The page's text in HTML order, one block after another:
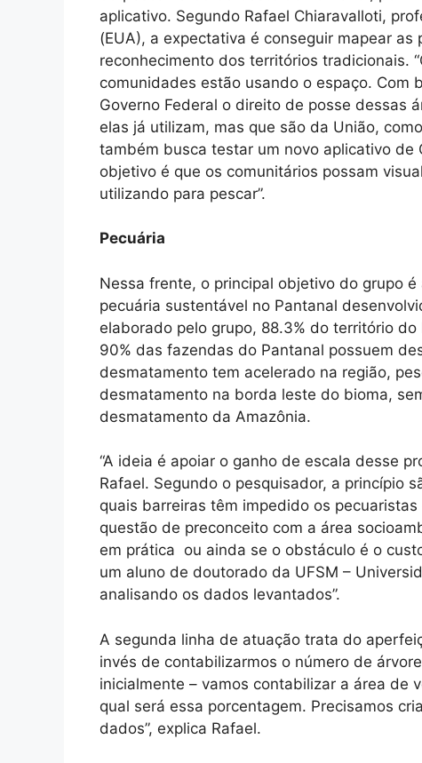
aplicativo. Segundo Rafael Chiaravalloti,
(EUA), a expectativa é conseguir mapear
reconhecimento dos territórios tradicionais.
comunidades estão usando o espaço. Com
Governo Federal o direito de posse dessas
elas já utilizam, mas que são da União,
também busca testar um novo aplicativo de
objetivo é que os comunitários possam
utilizando para pescar”.
Pecuária
Nessa frente, o principal objetivo do grupo
pecuária sustentável no Pantanal
elaborado pelo grupo, 88.3% do território
90% das fazendas do Pantanal possuem
desmatamento tem acelerado na região,
desmatamento na borda leste do bioma,
desmatamento da Amazônia.
“A ideia é apoiar o ganho de escala desse
Rafael. Segundo o pesquisador, a princípio
quais barreiras têm impedido os
questão de preconceito com a área
em prática ou ainda se o obstáculo é o
um aluno de doutorado da UFSM –
analisando os dados levantados”.
A segunda linha de atuação trata do
invés de contabilizarmos o número de
inicialmente – vamos contabilizar a área de
qual será essa porcentagem. Precisamos
dados”, explica Rafael.